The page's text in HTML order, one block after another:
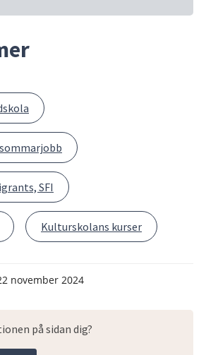
SFI
Kulturskolans kurser
november 2024
på sidan dig?